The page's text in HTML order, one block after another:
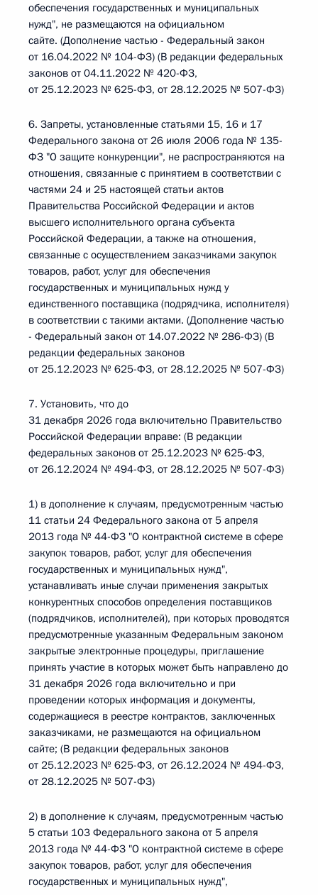
обеспечения государственных и муниципальных
нужд", не размещаются на официальном
сайте. (Дополнение частью - Федеральный закон
от 16.04.2022 № 104-ФЗ) (В редакции федеральных
законов от 04.11.2022 № 420-ФЗ,
от 25.12.2023 № 625-ФЗ, от 28.12.2025 № 507-ФЗ)
6. Запреты, установленные статьями 15, 16 и 17
Федерального закона от 26 июля 2006 года № 135-
ФЗ "О защите конкуренции", не распространяются на
отношения, связанные с принятием в соответствии с
частями 24 и 25 настоящей статьи актов
Правительства Российской Федерации и актов
высшего исполнительного органа субъекта
Российской Федерации, а также на отношения,
связанные с осуществлением заказчиками закупок
товаров, работ, услуг для обеспечения
государственных и муниципальных нужд у
единственного поставщика (подрядчика, исполнителя)
в соответствии с такими актами. (Дополнение частью
- Федеральный закон от 14.07.2022 № 286-ФЗ) (В
редакции федеральных законов
от 25.12.2023 № 625-ФЗ, от 28.12.2025 № 507-ФЗ)
7. Установить, что до
31 декабря 2026 года включительно Правительство
Российской Федерации вправе: (В редакции
федеральных законов от 25.12.2023 № 625-ФЗ,
от 26.12.2024 № 494-ФЗ, от 28.12.2025 № 507-ФЗ)
1) в дополнение к случаям, предусмотренным частью
11 статьи 24 Федерального закона от 5 апреля
2013 года № 44-ФЗ "О контрактной системе в сфере
закупок товаров, работ, услуг для обеспечения
государственных и муниципальных нужд",
устанавливать иные случаи применения закрытых
конкурентных способов определения поставщиков
(подрядчиков, исполнителей), при которых проводятся
предусмотренные указанным Федеральным законом
закрытые электронные процедуры, приглашение
принять участие в которых может быть направлено до
31 декабря 2026 года включительно и при
проведении которых информация и документы,
содержащиеся в реестре контрактов, заключенных
заказчиками, не размещаются на официальном
сайте; (В редакции федеральных законов
от 25.12.2023 № 625-ФЗ, от 26.12.2024 № 494-ФЗ,
от 28.12.2025 № 507-ФЗ)
2) в дополнение к случаям, предусмотренным частью
5 статьи 103 Федерального закона от 5 апреля
2013 года № 44-ФЗ "О контрактной системе в сфере
закупок товаров, работ, услуг для обеспечения
государственных и муниципальных нужд",